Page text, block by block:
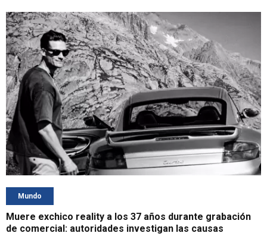
Mundo
Muere exchico reality a los 37 años durante grabación
de comercial: autoridades investigan las causas